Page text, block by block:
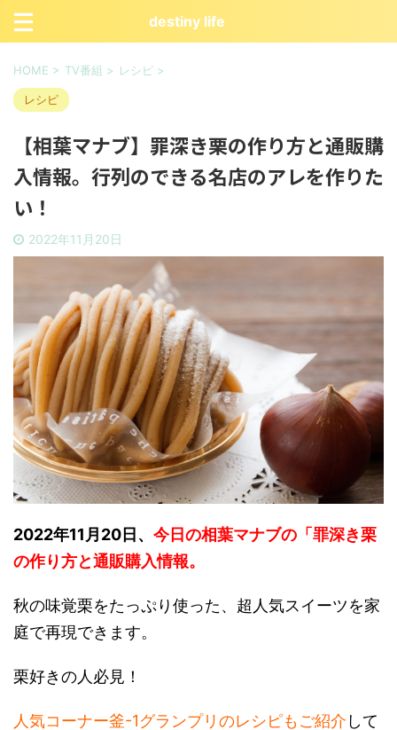
destiny life
HOME > TV番組 > レシピ >
レシピ
【相葉マナブ】罪深き栗の作り方と通販購
入情報。行列のできる名店のアレを作りた
い！
2022年11月20日
2022年11月20日、 今日の相葉マナブの「罪深き栗
の作り方と通販購入情報。
秋の味覚栗をたっぷり使った、超人気スイーツを家
庭で再現できます。
栗好きの人必見！
人気コーナー釜-1グランプリのレシピもご紹介 して